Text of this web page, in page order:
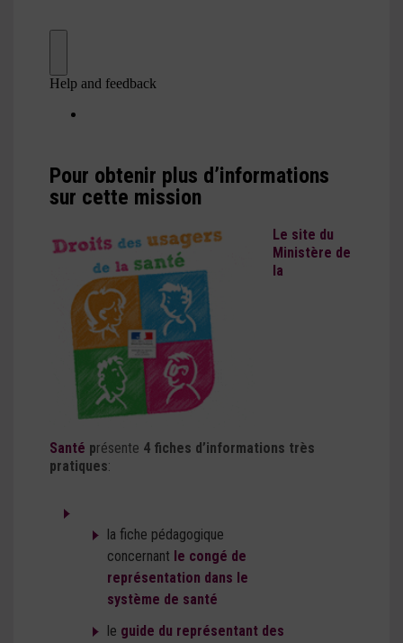
Pour obtenir plus d’informations
sur cette mission
Le site du
Ministère de
la
Santé présente 4 fiches d’informations très
pratiques:
la fiche pédagogique
concernant le congé de
représentation dans le
système de santé
le guide du représentant des